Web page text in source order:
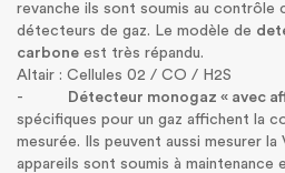
revanche ils sont soumis au contrôle
détecteurs de gaz. Le modèle de
carbone est très répandu.
Altair : Cellules 02 / CO / H2S
-
Détecteur monogaz « avec
spécifiques pour un gaz affichent la
mesurée. Ils peuvent aussi mesurer la
appareils sont soumis à maintenance